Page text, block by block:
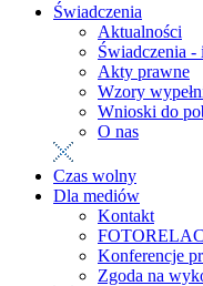
Świadczenia
Aktualności
Świadczenia -
Akty prawne
Wzory
Wnioski do
O nas
Czas wolny
Dla mediów
Kontakt
Konferencje
Zgoda na